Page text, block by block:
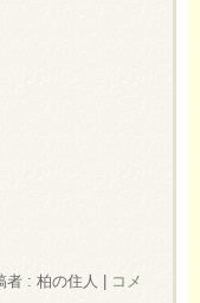
者 : 柏の住人 | コメ